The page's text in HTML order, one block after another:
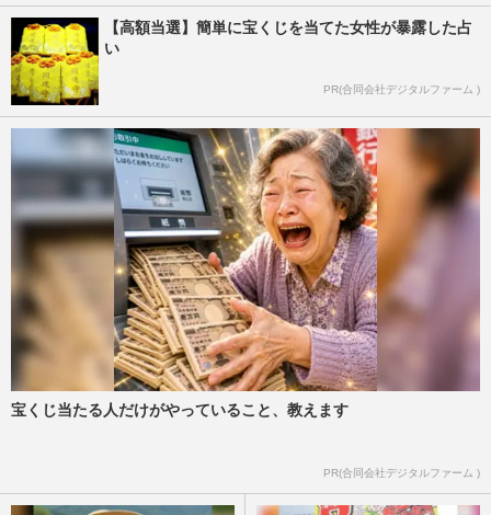
【高額当選】簡単に宝くじを当てた女性が暴露した占
い
PR(合同会社デジタルファーム )
宝くじ当たる人だけがやっていること、教えます
PR(合同会社デジタルファーム )